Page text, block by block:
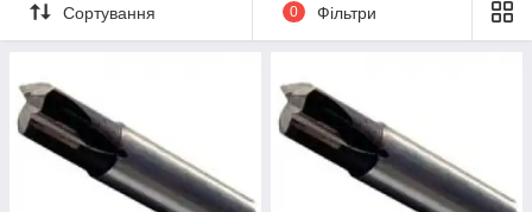
розмірах діаметром від 2 міліметрів до 20 міліметрів.
Всі фрези виконані у відповідності з ГОСТ 16463-80 і ТУ2-
035-782-80
Сортування 0 Фільтри